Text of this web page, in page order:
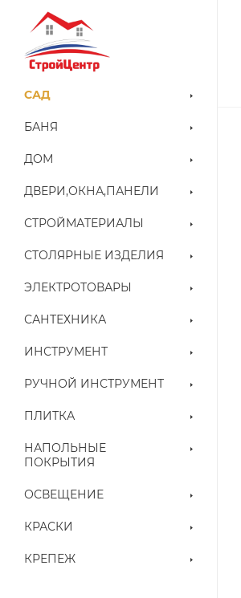
САД
БАНЯ
ДОМ
ДВЕРИ,ОКНА,ПАНЕЛИ
СТРОЙМАТЕРИАЛЫ
СТОЛЯРНЫЕ ИЗДЕЛИЯ
ЭЛЕКТРОТОВАРЫ
САНТЕХНИКА
ИНСТРУМЕНТ
РУЧНОЙ ИНСТРУМЕНТ
ПЛИТКА
НАПОЛЬНЫЕ
ПОКРЫТИЯ
ОСВЕЩЕНИЕ
КРАСКИ
КРЕПЕЖ